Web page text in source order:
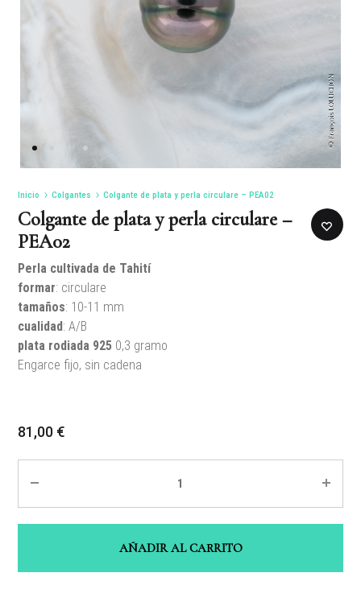
Inicio Colgantes Colgante de plata y perla circulare – PEA02
Colgante de plata y perla circulare –
PEA02
Perla cultivada de Tahití
formar: circulare
tamaños: 10-11 mm
cualidad: A/B
plata rodiada 925 0,3 gramo
Engarce fijo, sin cadena
81,00 €
AÑADIR AL CARRITO